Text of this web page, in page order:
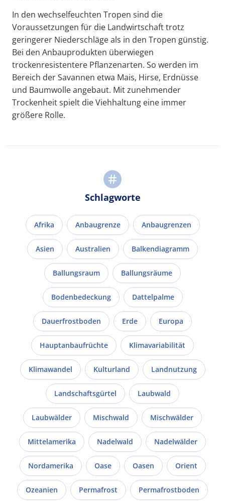
In den wechselfeuchten Tropen sind die
Voraussetzungen für die Landwirtschaft trotz
geringerer Niederschläge als in den Tropen günstig.
Bei den Anbauprodukten überwiegen
trockenresistentere Pflanzenarten. So werden im
Bereich der Savannen etwa Mais, Hirse, Erdnüsse
und Baumwolle angebaut. Mit zunehmender
Trockenheit spielt die Viehhaltung eine immer
größere Rolle.
Schlagworte
Afrika Anbaugrenze Anbaugrenzen
Asien Australien Balkendiagramm
Ballungsraum Ballungsräume
Bodenbedeckung Dattelpalme
Dauerfrostboden Erde Europa
Hauptanbaufrüchte Klimavariabilität
Klimawandel Kulturland Landnutzung
Landschaftsgürtel Laubwald
Laubwälder Mischwald Mischwälder
Mittelamerika Nadelwald Nadelwälder
Nordamerika Oase Oasen Orient
Ozeanien Permafrost Permafrostboden